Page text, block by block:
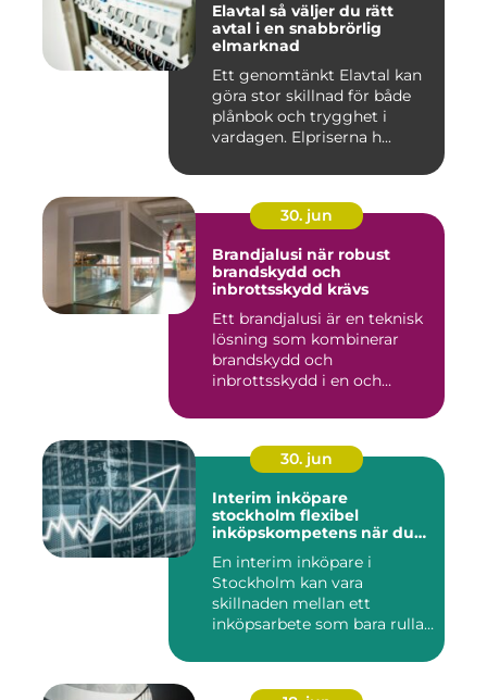
Elavtal så väljer du rätt
avtal i en snabbrörlig
elmarknad
Ett genomtänkt Elavtal kan
göra stor skillnad för både
plånbok och trygghet i
vardagen. Elpriserna h...
30. jun
Brandjalusi när robust
brandskydd och
inbrottsskydd krävs
Ett brandjalusi är en teknisk
lösning som kombinerar
brandskydd och
inbrottsskydd i en och
30. jun
Interim inköpare
stockholm flexibel
inköpskompetens när du
En interim inköpare i
Stockholm kan vara
skillnaden mellan ett
inköpsarbete som bara rullar